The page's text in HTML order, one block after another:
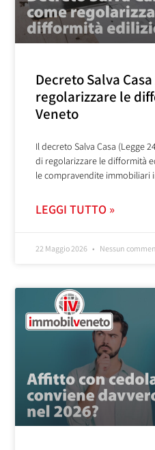
Decreto Salva
regolarizzare le
Veneto
Il decreto Salva Casa (Legge
di regolarizzare le difformità
le compravendite immobiliari
LEGGI TUTTO »
22 Maggio 2026 Nessun